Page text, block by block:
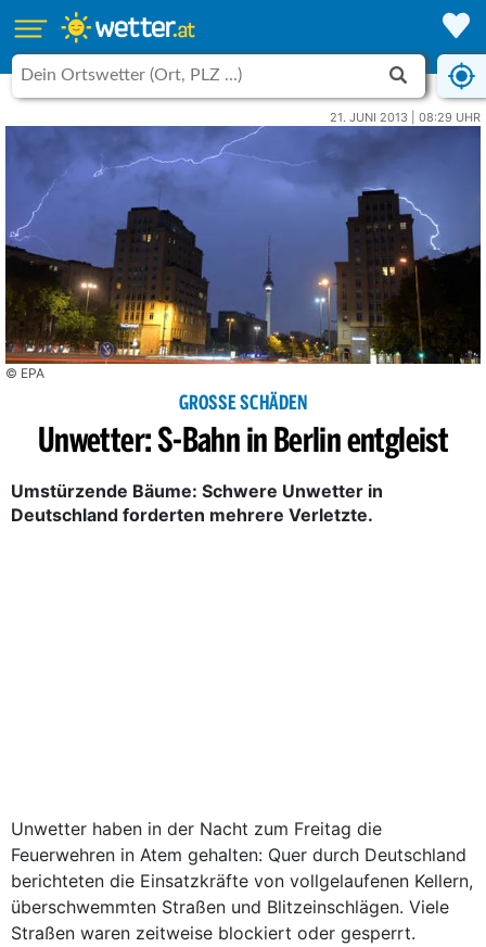
21. JUNI 2013 | 08:29 UHR
© EPA
GROSSE SCHÄDEN
Unwetter: S-Bahn in Berlin entgleist
Umstürzende Bäume: Schwere Unwetter in
Deutschland forderten mehrere Verletzte.
Unwetter haben in der Nacht zum Freitag die
Feuerwehren in Atem gehalten: Quer durch Deutschland
berichteten die Einsatzkräfte von vollgelaufenen Kellern,
überschwemmten Straßen und Blitzeinschlägen. Viele
Straßen waren zeitweise blockiert oder gesperrt.